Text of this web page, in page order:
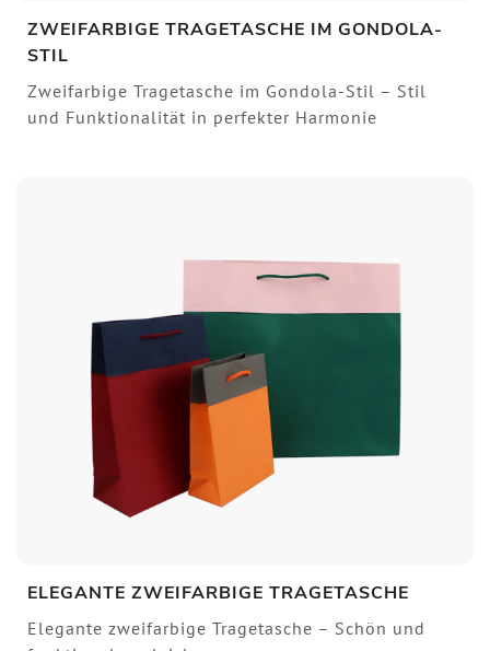
ZWEIFARBIGE TRAGETASCHE IM GONDOLA-
STIL
Zweifarbige Tragetasche im Gondola-Stil – Stil
und Funktionalität in perfekter Harmonie
ELEGANTE ZWEIFARBIGE TRAGETASCHE
Elegante zweifarbige Tragetasche – Schön und